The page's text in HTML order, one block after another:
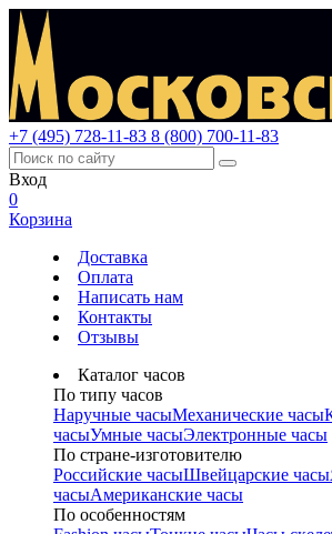
+7 (495) 728-11-83 8 (800) 700-11-83
Вход
0
Корзина
Доставка
Оплата
Написать нам
Контакты
Отзывы
Каталог часов
По типу часов
Наручные часыМеханические часы
часыУмные часыЭлектронные часы
По стране-изготовителю
Российские часыШвейцарские часы
часыАмериканские часы
По особенностям